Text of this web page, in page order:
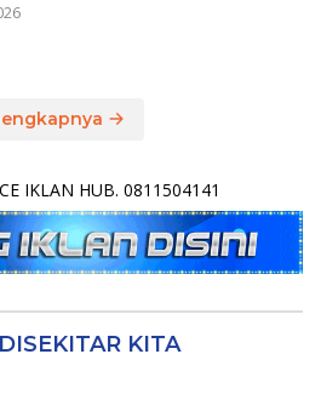
IKLAN HUB. 0811504141
KITA